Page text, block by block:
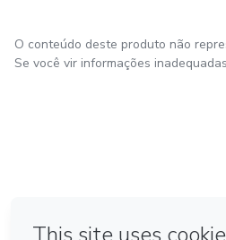
O conteúdo deste produto não
Se você vir informações
Feito com ❤ na Cidade do México